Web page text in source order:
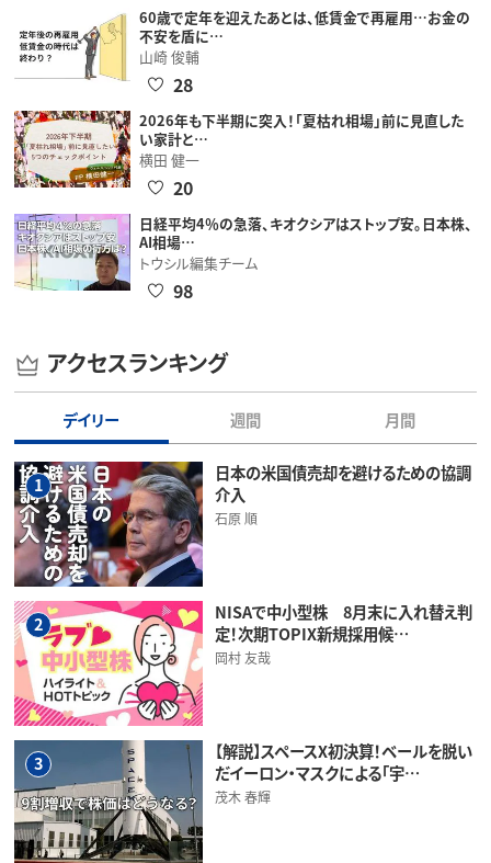
60歳で定年を迎えたあとは、低賃金で再雇用…お金の
不安を盾に…
山崎 俊輔
28
2026年も下半期に突入！「夏枯れ相場」前に見直した
い家計と…
横田 健一
20
日経平均4％の急落、キオクシアはストップ安。日本株、
AI相場…
トウシル編集チーム
98
アクセスランキング
デイリー 週間 月間
1
日本の米国債売却を避けるための協調
介入
石原 順
2
NISAで中小型株 8月末に入れ替え判
定！次期TOPIX新規採用候…
岡村 友哉
3
【解説】スペースX初決算！ベールを脱い
だイーロン・マスクによる「宇…
茂木 春輝